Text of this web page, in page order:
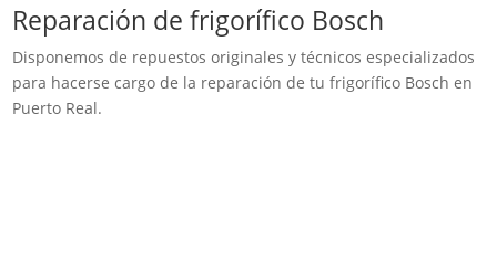
Reparación de frigorífico Bosch
Disponemos de repuestos originales y técnicos especializados
para hacerse cargo de la reparación de tu frigorífico Bosch en
Puerto Real.